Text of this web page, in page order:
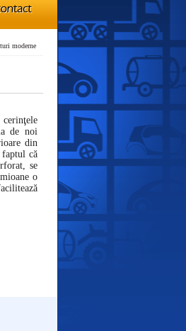
moderne
de noi
din
faptul că
se
o